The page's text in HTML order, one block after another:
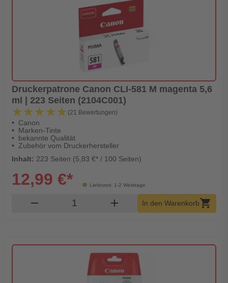
Druckerpatrone Canon CLI-581 M magenta 5,6
ml | 223 Seiten (2104C001)
★★★★★
★★★★★ (21 Bewertungen)
Canon
Marken-Tinte
bekannte Qualität
Zubehör vom Druckerhersteller
Inhalt: 223 Seiten (5,83 €* / 100 Seiten)
Lieferzeit: 1-2 Werktage
12,99 €*
remove Produkt Warenkorb Menge
add In den Warenkorb shopping_cart